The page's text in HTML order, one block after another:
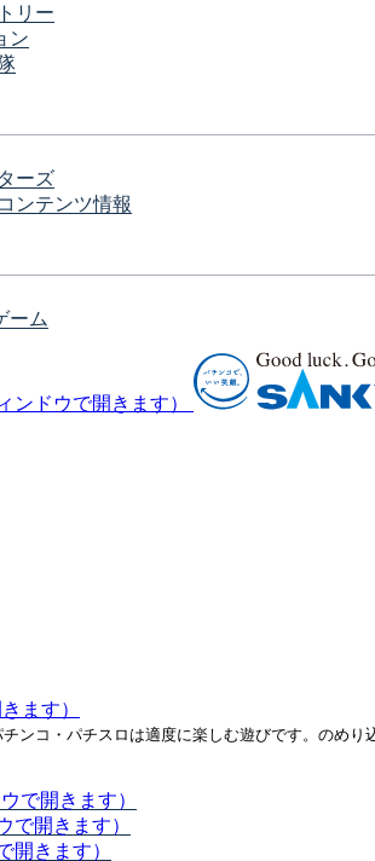
リー
ン
ーズ
ンテンツ情報
ーム
ンドウで開きます）
ます）
ンコ・パチスロは適度に楽しむ遊びです。のめり
で開きます）
で開きます）
開きます）